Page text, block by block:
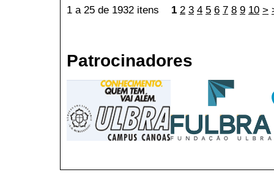
1 a 25 de 1932 itens 1 2 3 4 5 6 7 8 9 10 >
Patrocinadores